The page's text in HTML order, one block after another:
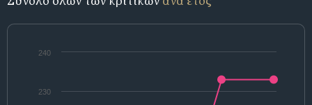
230
240